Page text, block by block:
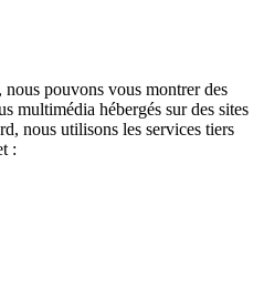
nous pouvons vous montrer des
multimédia hébergés sur des sites
nous utilisons les services tiers
: